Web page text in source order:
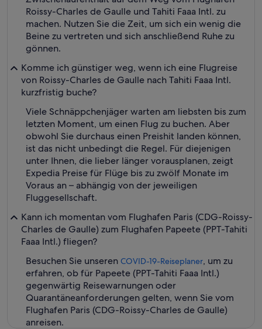
Roissy-Charles de Gaulle und Tahiti Faaa Intl. zu
machen. Nutzen Sie die Zeit, um sich ein wenig die
Beine zu vertreten und sich anschließend Ruhe zu
gönnen.
Komme ich günstiger weg, wenn ich eine Flugreise
von Roissy-Charles de Gaulle nach Tahiti Faaa Intl.
kurzfristig buche?
Viele Schnäppchenjäger warten am liebsten bis zum
letzten Moment, um einen Flug zu buchen. Aber
obwohl Sie durchaus einen Preishit landen können,
ist das nicht unbedingt die Regel. Für diejenigen
unter Ihnen, die lieber länger vorausplanen, zeigt
Expedia Preise für Flüge bis zu zwölf Monate im
Voraus an – abhängig von der jeweiligen
Fluggesellschaft.
Kann ich momentan vom Flughafen Paris (CDG-Roissy-
Charles de Gaulle) zum Flughafen Papeete (PPT-Tahiti
Faaa Intl.) fliegen?
Besuchen Sie unseren COVID-19-Reiseplaner, um zu
erfahren, ob für Papeete (PPT-Tahiti Faaa Intl.)
gegenwärtig Reisewarnungen oder
Quarantäneanforderungen gelten, wenn Sie vom
Flughafen Paris (CDG-Roissy-Charles de Gaulle)
anreisen.